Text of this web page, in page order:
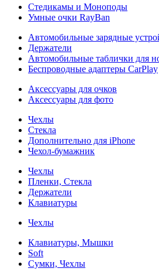
Стедикамы и Моноподы
Умные очки RayBan
Автомобильные зарядные
Держатели
Автомобильные таблички для
Беспроводные адаптеры CarPlay
Аксессуары для очков
Аксессуары для фото
Чехлы
Стекла
Дополнительно для iPhone
Чехол-бумажник
Чехлы
Пленки, Стекла
Держатели
Клавиатуры
Чехлы
Клавиатуры, Мышки
Soft
Сумки, Чехлы